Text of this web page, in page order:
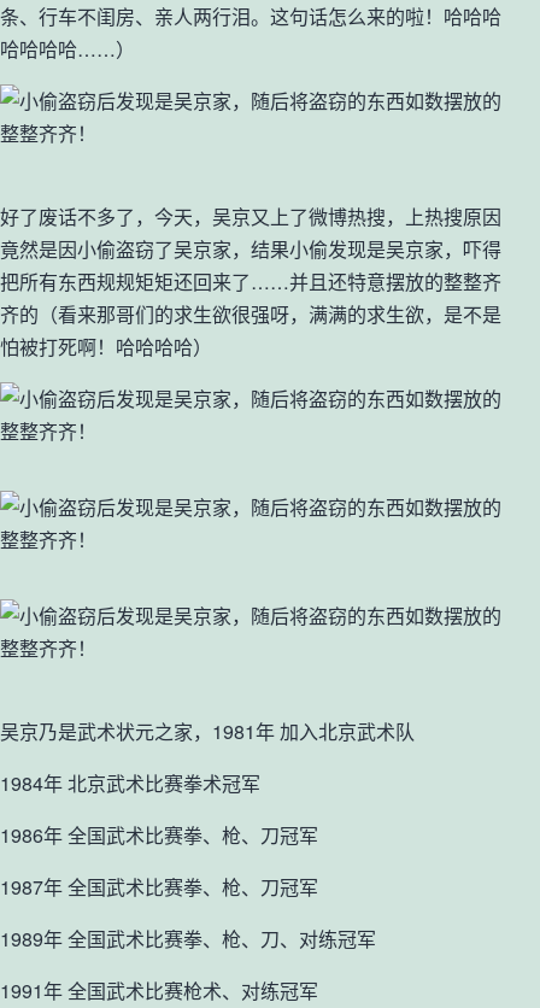
条、行车不闺房、亲人两行泪。这句话怎么来的啦！哈哈哈
哈哈哈哈……）
好了废话不多了，今天，吴京又上了微博热搜，上热搜原因
竟然是因小偷盗窃了吴京家，结果小偷发现是吴京家，吓得
把所有东西规规矩矩还回来了……并且还特意摆放的整整齐
齐的（看来那哥们的求生欲很强呀，满满的求生欲，是不是
怕被打死啊！哈哈哈哈）
吴京乃是武术状元之家，1981年 加入北京武术队
1984年 北京武术比赛拳术冠军
1986年 全国武术比赛拳、枪、刀冠军
1987年 全国武术比赛拳、枪、刀冠军
1989年 全国武术比赛拳、枪、刀、对练冠军
1991年 全国武术比赛枪术、对练冠军